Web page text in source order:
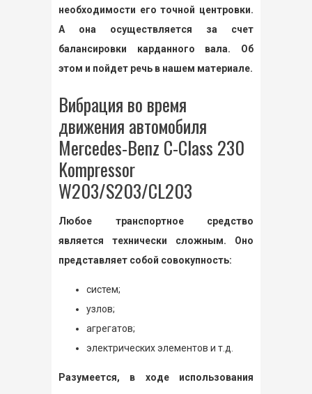
необходимости его точной центровки.
А она осуществляется за счет
балансировки карданного вала. Об
этом и пойдет речь в нашем материале.
Вибрация во время
движения автомобиля
Mercedes-Benz C-Class 230
Kompressor
W203/S203/CL203
Любое транспортное средство
является технически сложным. Оно
представляет собой совокупность:
систем;
узлов;
агрегатов;
электрических элементов и т.д.
Разумеется, в ходе использования